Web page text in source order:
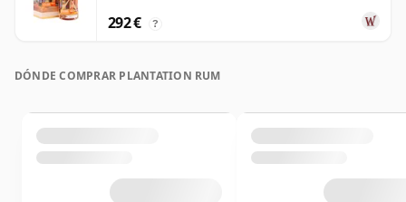
292 € ?
DÓNDE COMPRAR PLANTATION RUM